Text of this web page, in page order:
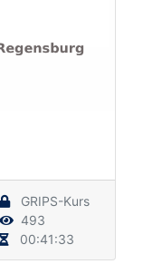
GRIPS-Kurs
493
00:41:33